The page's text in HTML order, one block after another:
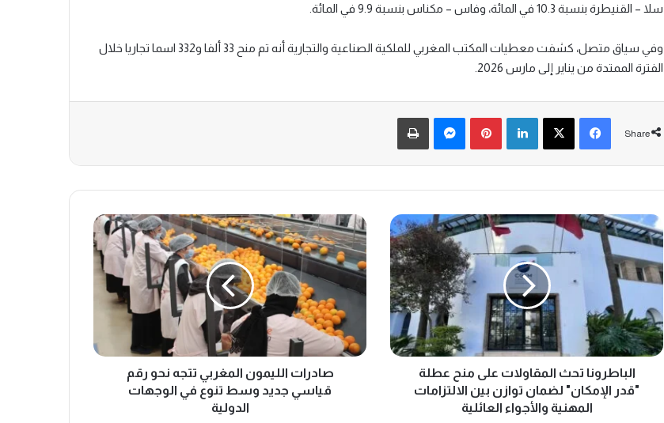
سلا – القنيطرة بنسبة 10.3 في المائة، وفاس – مكناس بنسبة 9.9 في المائة.
وفي سياق متصل، كشفت معطيات المكتب المغربي للملكية الصناعية والتجارية أنه تم منح 33 ألفا و332 اسما تجاريا خلال
الفترة الممتدة من يناير إلى مارس 2026.
Share
Facebook
X
LinkedIn
ل
ا
ط
و
ن
ا
الباطرونا تحث المقاولات على منح عطلة
"قدر الإمكان" لضمان توازن بين الالتزامات
المهنية والأجواء العائلية
ص
ا
د
ر
ل
صادرات الليمون المغربي تتجه نحو رقم
قياسي جديد وسط تنوع في الوجهات
الدولية